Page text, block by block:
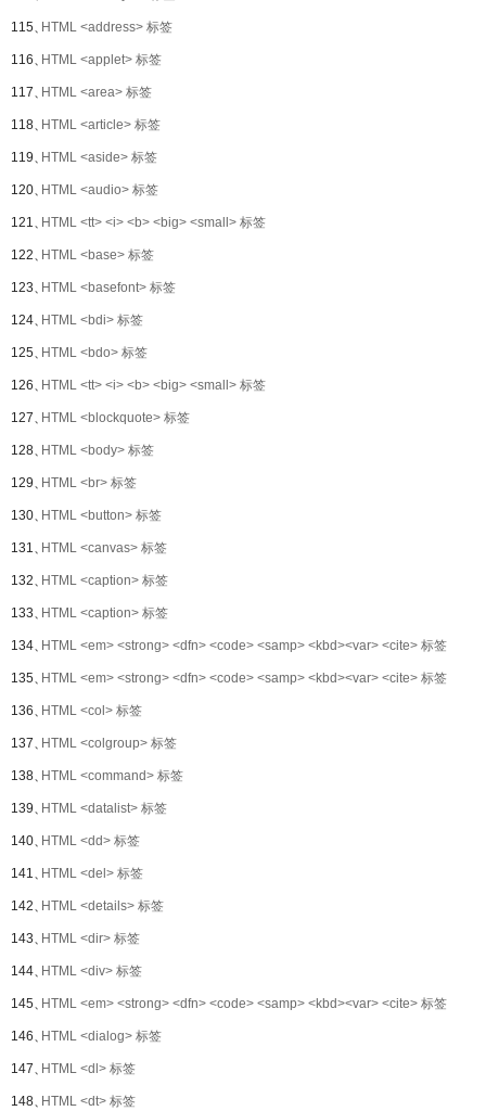
115、HTML <address> 标签
116、HTML <applet> 标签
117、HTML <area> 标签
118、HTML <article> 标签
119、HTML <aside> 标签
120、HTML <audio> 标签
121、HTML <tt> <i> <b> <big> <small> 标签
122、HTML <base> 标签
123、HTML <basefont> 标签
124、HTML <bdi> 标签
125、HTML <bdo> 标签
126、HTML <tt> <i> <b> <big> <small> 标签
127、HTML <blockquote> 标签
128、HTML <body> 标签
129、HTML <br> 标签
130、HTML <button> 标签
131、HTML <canvas> 标签
132、HTML <caption> 标签
133、HTML <caption> 标签
134、HTML <em> <strong> <dfn> <code> <samp> <kbd><var> <cite> 标签
135、HTML <em> <strong> <dfn> <code> <samp> <kbd><var> <cite> 标签
136、HTML <col> 标签
137、HTML <colgroup> 标签
138、HTML <command> 标签
139、HTML <datalist> 标签
140、HTML <dd> 标签
141、HTML <del> 标签
142、HTML <details> 标签
143、HTML <dir> 标签
144、HTML <div> 标签
145、HTML <em> <strong> <dfn> <code> <samp> <kbd><var> <cite> 标签
146、HTML <dialog> 标签
147、HTML <dl> 标签
148、HTML <dt> 标签